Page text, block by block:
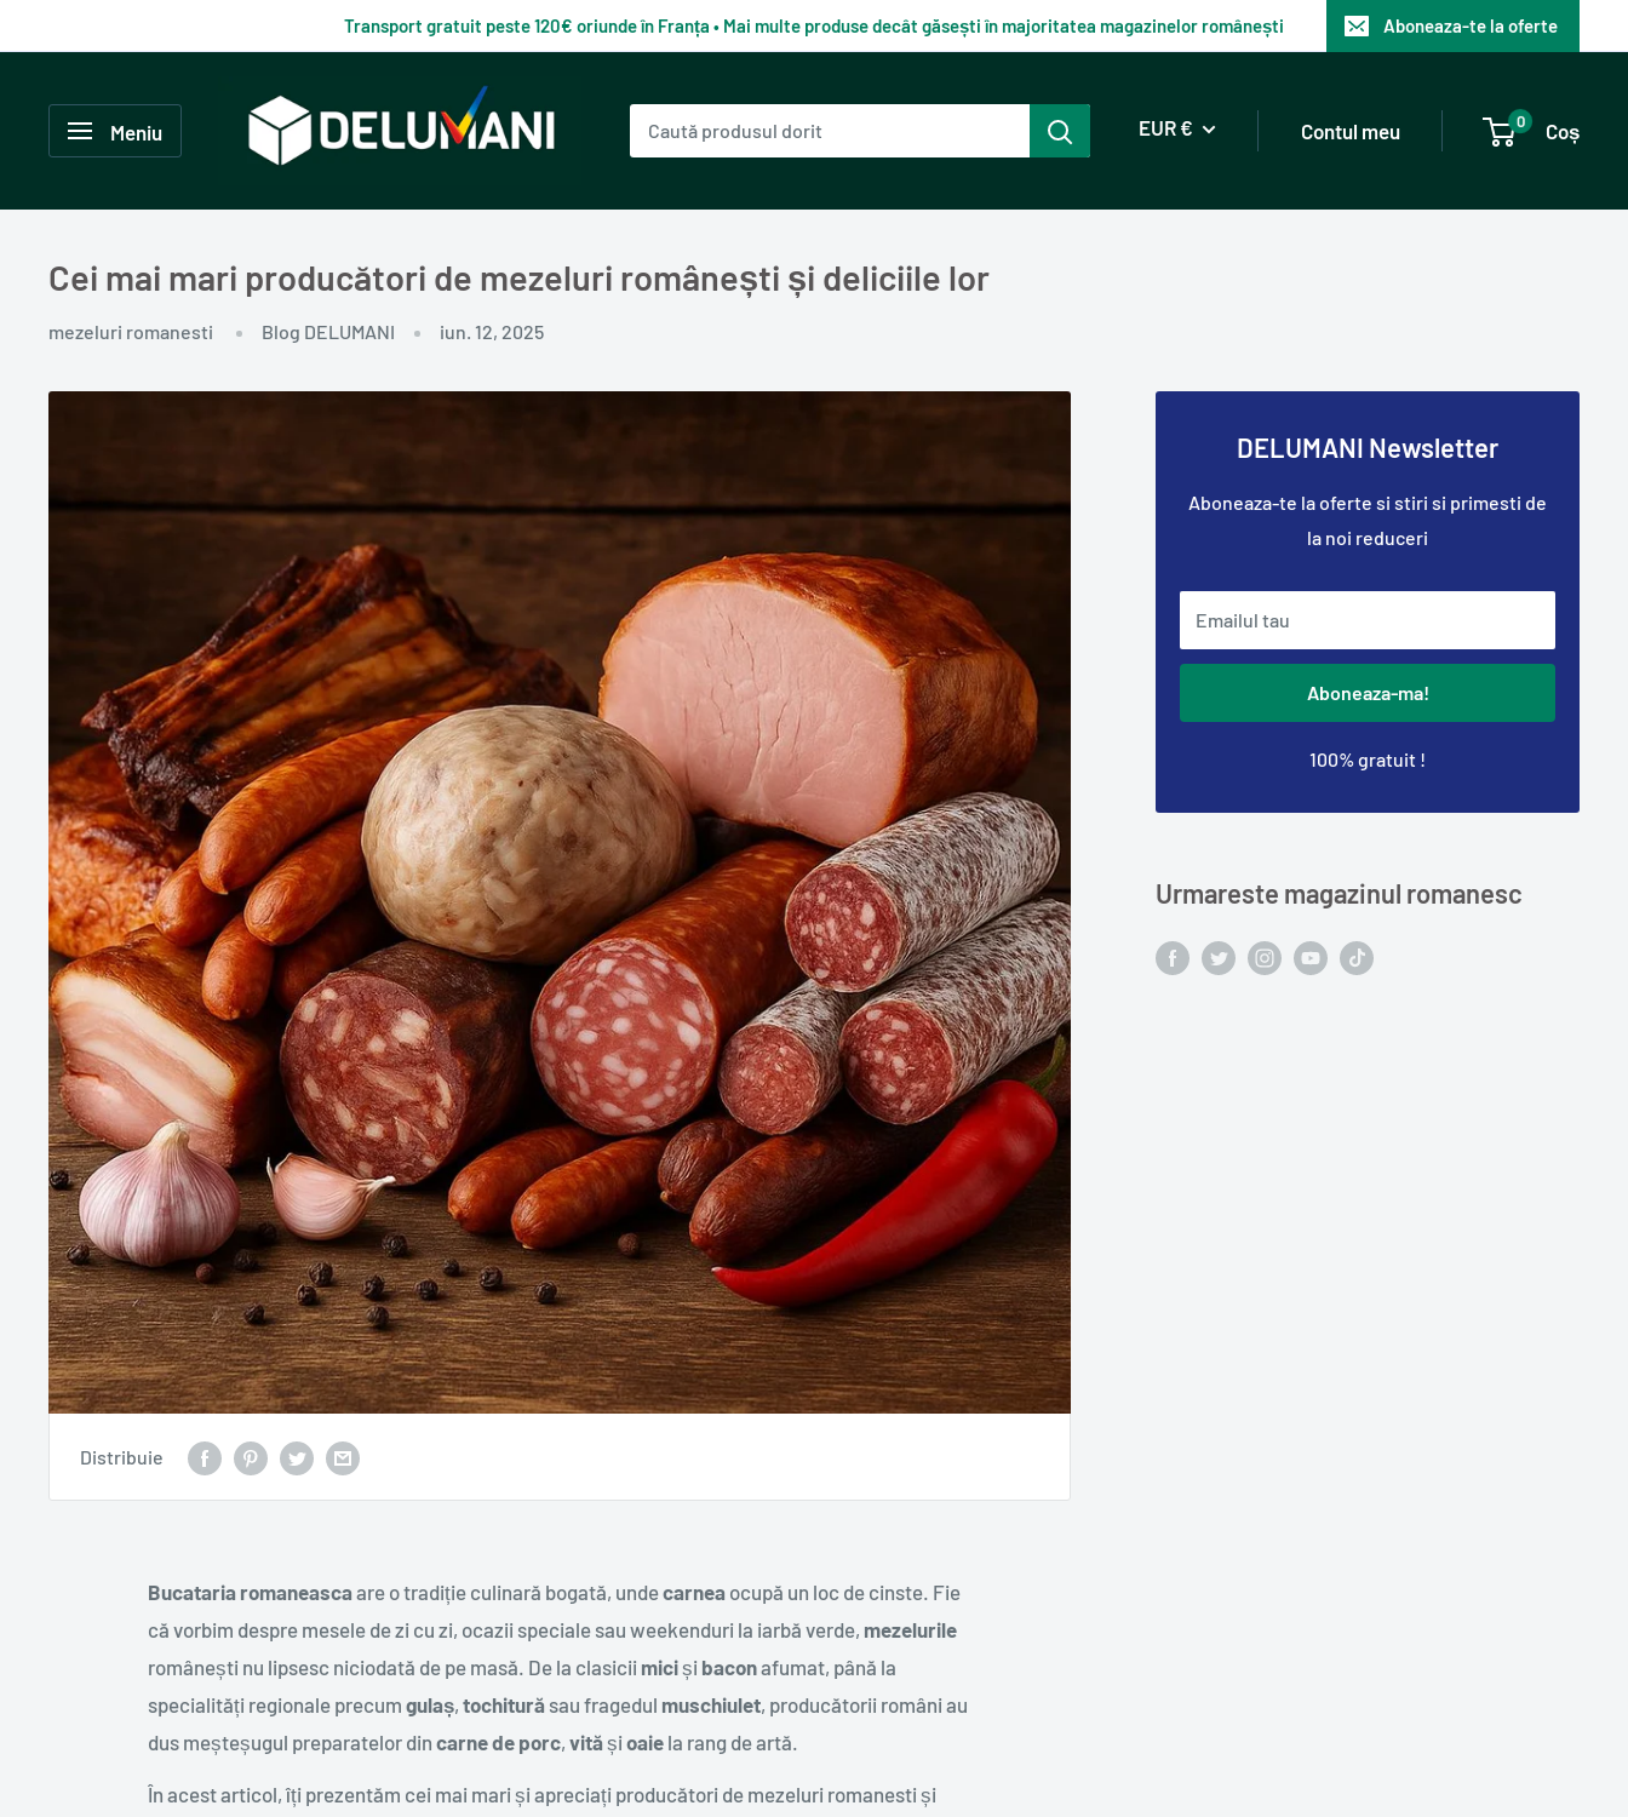
te
continut
Transport gratuit peste 120€ oriunde în Franța • Mai multe produse decât găsești în majoritatea magazinelor românești Aboneaza-te la oferte
Meniu
Delumani
Magazin
EUR € Contul meu 0 Coș
Cei mai mari producători de mezeluri românești și deliciile lor
mezeluri romanesti Blog DELUMANI iun. 12, 2025
Distribuie
Bucataria romaneascaare o tradiție culinară bogată, undecarnea ocupă un loc de cinste. Fie
că vorbim despre mesele de zi cu zi, ocazii speciale sau weekenduri la iarbă verde, mezelurile
românești nu lipsesc niciodată de pe masă. De la clasicii mici și baconafumat, până la
specialități regionale precum gulaș, tochitură sau fragedul muschiulet, producătorii români au
dus meșteșugul preparatelor din carne de porc, vită și oaie la rang de artă.
În acest articol, îți prezentăm cei mai mari și apreciați producători de mezeluri romanesti și
DELUMANI Newsletter
Aboneaza-te la oferte si stiri si primesti de
la noi reduceri
Emailul tau
Aboneaza-ma!
100% gratuit !
Urmareste magazinul romanesc